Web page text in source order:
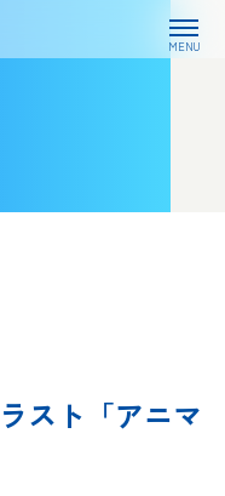
MENU
スト「アニマ